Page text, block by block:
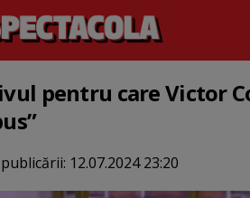
pentru care Victor
12.07.2024 23:20